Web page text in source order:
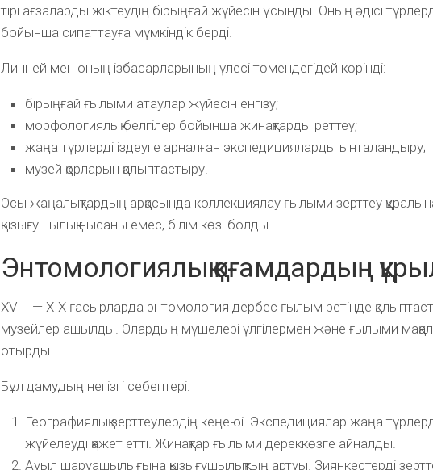
тірі ағзаларды жіктеудің бірыңғай жүйесін ұсынды. Оның әдісі
бойынша сипаттауға мүмкіндік берді.
Линней мен оның ізбасарларының үлесі төмендегідей көрінді:
бірыңғай ғылыми атаулар жүйесін енгізу;
морфологиялық белгілер бойынша жинақтарды реттеу;
жаңа түрлерді іздеуге арналған экспедицияларды ынталандыру;
музей қорларын қалыптастыру.
Осы жаңалықтардың арқасында коллекциялау ғылыми зерттеу
қызығушылық нысаны емес, білім көзі болды.
Энтомологиялық қоғамдардың
XVIII — XIX ғасырларда энтомология дербес ғылым ретінде
музейлер ашылды. Олардың мүшелері үлгілермен және ғылыми
отырды.
Бұл дамудың негізгі себептері:
Географиялық зерттеулердің кеңеюі. Экспедициялар жаңа
жүйелеуді қажет етті. Жинақтар ғылыми дереккөзге айналды.
Ауыл шаруашылығына қызығушылықтың артуы. Зиянкестерді зерттеу